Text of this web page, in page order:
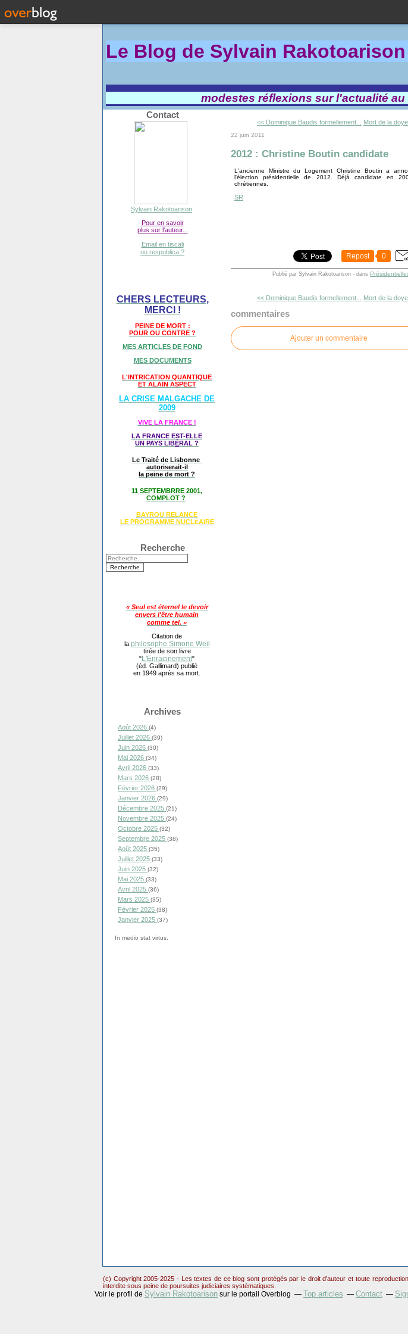
Le Blog de Sylvain Rakotoa
modestes réflexions sur l'actualité
Contact
Sylvain Rakotoarison
Pour en savoir
plus sur l'auteur...
Email en tiscali
ou respublica ?
CHERS LECTEURS,
MERCI !
PEINE DE MORT :
POUR OU CONTRE ?
MES ARTICLES DE FOND
MES DOCUMENTS
L'INTRICATION QUANTIQUE
ET ALAIN ASPECT
LA CRISE MALGACHE DE
2009
VIVE LA FRANCE !
LA FRANCE EST-ELLE
UN PAYS LIBÉRAL ?
Le Traité de Lisbonne
autoriserait-il
la peine de mort ?
11 SEPTEMBRRE 2001,
COMPLOT ?
BAYROU RELANCE
LE PROGRAMME NUCLÉAIRE
Recherche
« Seul est éternel le devoir
envers l'être humain
comme tel. »
Citation de
la philosophe Simone Weil
tirée de son livre
"L'Enracinement"
(éd. Gallimard) publié
en 1949 après sa mort.
Archives
Août 2026 (4)
Juillet 2026 (39)
Juin 2026 (30)
Mai 2026 (34)
Avril 2026 (33)
Mars 2026 (28)
Février 2026 (29)
Janvier 2026 (29)
Décembre 2025 (21)
Novembre 2025 (24)
Octobre 2025 (32)
Septembre 2025 (38)
Août 2025 (35)
Juillet 2025 (33)
Juin 2025 (32)
Mai 2025 (33)
Avril 2025 (36)
Mars 2025 (35)
Février 2025 (38)
Janvier 2025 (37)
In medio stat virtus.
<< Dominique Baudis formellement... Mort de la
22 juin 2011
2012 : Christine Boutin candidate
L'ancienne Ministre du Logement Christine Boutin a
l'élection présidentielle de 2012. Déjà candidate en
chrétiennes.
SR
Repost 0
Publié par Sylvain Rakotoarison - dans
<< Dominique Baudis formellement... Mort de la
commentaires
Ajouter un commentaire
(c) Copyright 2005-2025 - Les textes de ce blog sont protégés par le droit d'auteur et toute
interdite sous peine de poursuites judiciaires systématiques.
Voir le profil de Sylvain Rakotoarison sur le portail Overblog Top articles Contact